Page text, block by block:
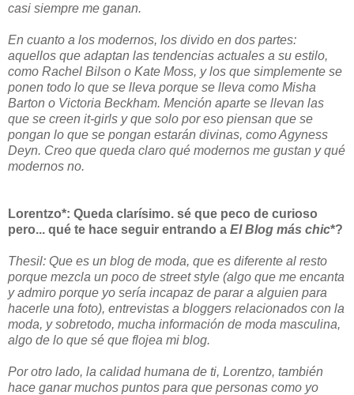
casi siempre me ganan.
En cuanto a los modernos, los divido en dos partes:
aquellos que adaptan las tendencias actuales a su estilo,
como Rachel Bilson o Kate Moss, y los que simplemente se
ponen todo lo que se lleva porque se lleva como Misha
Barton o Victoria Beckham. Mención aparte se llevan las
que se creen it-girls y que solo por eso piensan que se
pongan lo que se pongan estarán divinas, como Agyness
Deyn. Creo que queda claro qué modernos me gustan y qué
modernos no.
Lorentzo*: Queda clarísimo. sé que peco de curioso
pero... qué te hace seguir entrando a El Blog más chic*?
Thesil: Que es un blog de moda, que es diferente al resto
porque mezcla un poco de street style (algo que me encanta
y admiro porque yo sería incapaz de parar a alguien para
hacerle una foto), entrevistas a bloggers relacionados con la
moda, y sobretodo, mucha información de moda masculina,
algo de lo que sé que flojea mi blog.
Por otro lado, la calidad humana de ti, Lorentzo, también
hace ganar muchos puntos para que personas como yo